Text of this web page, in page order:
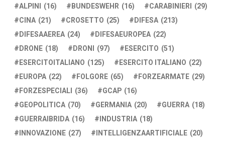
ALPINI (16) BUNDESWEHR (16) CARABINIERI (29)
CINA (21) CROSETTO (25) DIFESA (213)
DIFESAAEREA (24) DIFESAEUROPEA (22)
DRONE (18) DRONI (97) ESERCITO (51)
ESERCITOITALIANO (125) ESERCITO ITALIANO (22)
EUROPA (22) FOLGORE (65) FORZEARMATE (29)
FORZESPECIALI (36) GCAP (16)
GEOPOLITICA (70) GERMANIA (20) GUERRA (18)
GUERRAIBRIDA (16) INDUSTRIA (18)
INNOVAZIONE (27) INTELLIGENZAARTIFICIALE (20)